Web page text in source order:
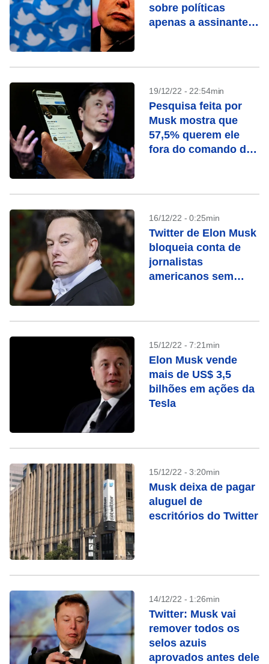
sobre políticas
apenas a assinantes,
19/12/22 - 22:54min
Pesquisa feita por
Musk mostra que
57,5% querem ele
fora do comando do
16/12/22 - 0:25min
Twitter de Elon Musk
bloqueia conta de
jornalistas
americanos sem
15/12/22 - 7:21min
Elon Musk vende
mais de US$ 3,5
bilhões em ações da
Tesla
15/12/22 - 3:20min
Musk deixa de pagar
aluguel de
escritórios do Twitter
14/12/22 - 1:26min
Twitter: Musk vai
remover todos os
selos azuis
aprovados antes dele